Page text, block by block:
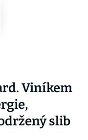
Viníkem
slib